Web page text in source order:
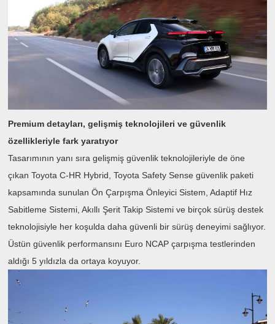
Premium detayları, gelişmiş teknolojileri ve güvenlik
özellikleriyle fark yaratıyor
Tasarımının yanı sıra gelişmiş güvenlik teknolojileriyle de öne
çıkan Toyota C-HR Hybrid, Toyota Safety Sense güvenlik paketi
kapsamında sunulan Ön Çarpışma Önleyici Sistem, Adaptif Hız
Sabitleme Sistemi, Akıllı Şerit Takip Sistemi ve birçok sürüş destek
teknolojisiyle her koşulda daha güvenli bir sürüş deneyimi sağlıyor.
Üstün güvenlik performansını Euro NCAP çarpışma testlerinden
aldığı 5 yıldızla da ortaya koyuyor.